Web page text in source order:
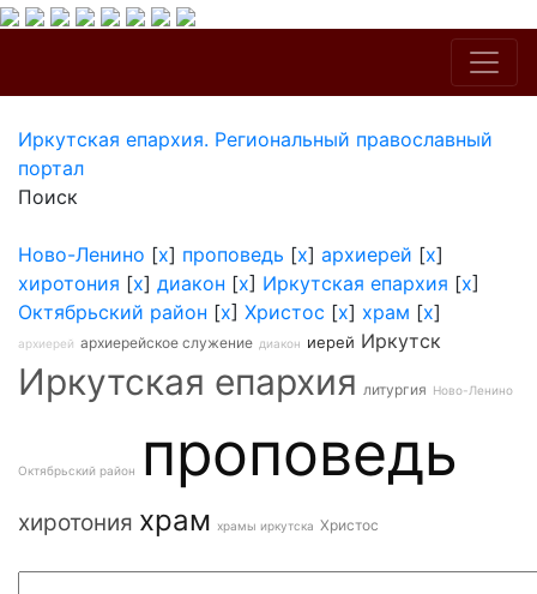
Иркутская епархия. Региональный православный
портал
Поиск
Ново-Ленино [x] проповедь [x] архиерей [x]
хиротония [x] диакон [x] Иркутская епархия [x]
Октябрьский район [x] Христос [x] храм [x]
архиерей архиерейское служение диакон иерей Иркутск
Иркутская епархия литургия Ново-Ленино
Октябрьский район проповедь
хиротония храм храмы иркутска Христос